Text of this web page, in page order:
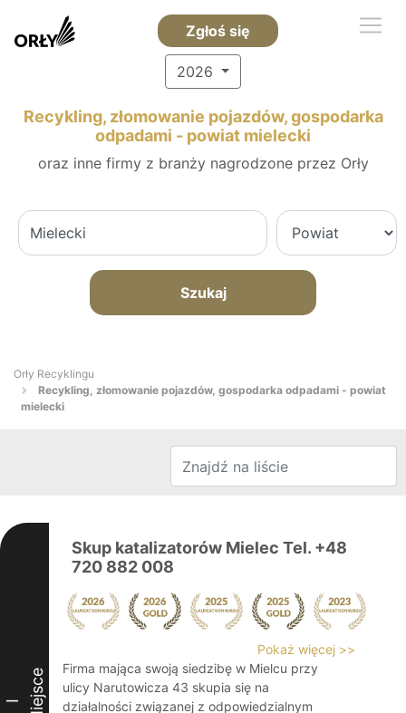
Zgłoś się
2026
Recykling, złomowanie pojazdów, gospodarka
odpadami - powiat mielecki
oraz inne firmy z branży nagrodzone przez Orły
Szukaj
Orły Recyklingu
Recykling, złomowanie pojazdów, gospodarka odpadami - powiat
mielecki
I Miejsce
Skup katalizatorów Mielec Tel. +48
720 882 008
Pokaż więcej >>
Firma mająca swoją siedzibę w Mielcu przy
ulicy Narutowicza 43 skupia się na
działalności związanej z odpowiedzialnym